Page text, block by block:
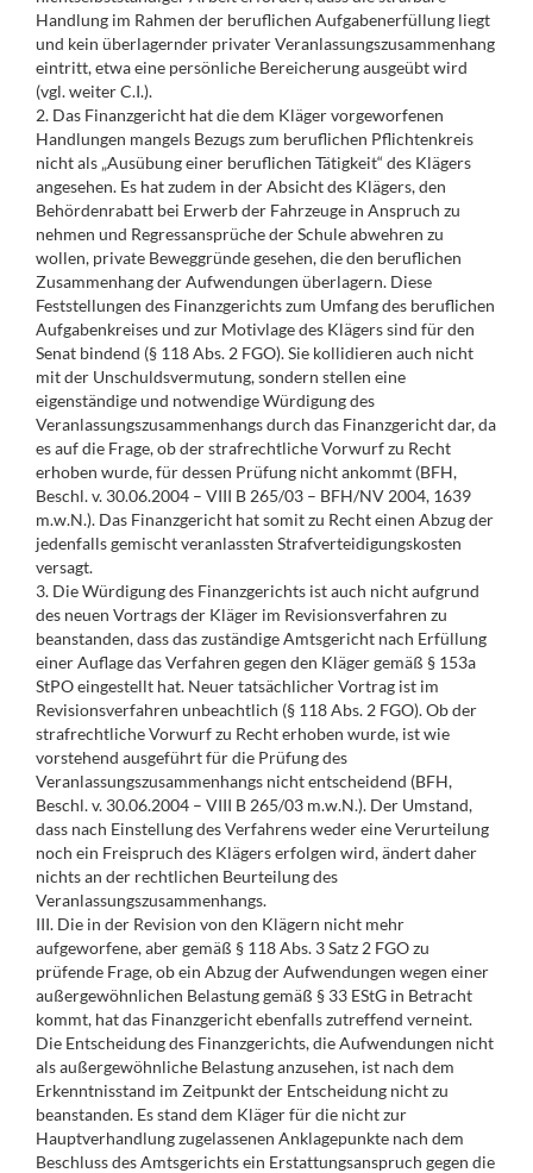
Handlung im Rahmen der beruflichen Aufgabenerfüllung liegt
und kein überlagernder privater Veranlassungszusammenhang
eintritt, etwa eine persönliche Bereicherung ausgeübt wird
(vgl. weiter C.I.).
2. Das Finanzgericht hat die dem Kläger vorgeworfenen
Handlungen mangels Bezugs zum beruflichen Pflichtenkreis
nicht als „Ausübung einer beruflichen Tätigkeit“ des Klägers
angesehen. Es hat zudem in der Absicht des Klägers, den
Behördenrabatt bei Erwerb der Fahrzeuge in Anspruch zu
nehmen und Regressansprüche der Schule abwehren zu
wollen, private Beweggründe gesehen, die den beruflichen
Zusammenhang der Aufwendungen überlagern. Diese
Feststellungen des Finanzgerichts zum Umfang des beruflichen
Aufgabenkreises und zur Motivlage des Klägers sind für den
Senat bindend (§ 118 Abs. 2 FGO). Sie kollidieren auch nicht
mit der Unschuldsvermutung, sondern stellen eine
eigenständige und notwendige Würdigung des
Veranlassungszusammenhangs durch das Finanzgericht dar, da
es auf die Frage, ob der strafrechtliche Vorwurf zu Recht
erhoben wurde, für dessen Prüfung nicht ankommt (BFH,
Beschl. v. 30.06.2004 – VIII B 265/03 – BFH/NV 2004, 1639
m.w.N.). Das Finanzgericht hat somit zu Recht einen Abzug der
jedenfalls gemischt veranlassten Strafverteidigungskosten
versagt.
3. Die Würdigung des Finanzgerichts ist auch nicht aufgrund
des neuen Vortrags der Kläger im Revisionsverfahren zu
beanstanden, dass das zuständige Amtsgericht nach Erfüllung
einer Auflage das Verfahren gegen den Kläger gemäß § 153a
StPO eingestellt hat. Neuer tatsächlicher Vortrag ist im
Revisionsverfahren unbeachtlich (§ 118 Abs. 2 FGO). Ob der
strafrechtliche Vorwurf zu Recht erhoben wurde, ist wie
vorstehend ausgeführt für die Prüfung des
Veranlassungszusammenhangs nicht entscheidend (BFH,
Beschl. v. 30.06.2004 – VIII B 265/03 m.w.N.). Der Umstand,
dass nach Einstellung des Verfahrens weder eine Verurteilung
noch ein Freispruch des Klägers erfolgen wird, ändert daher
nichts an der rechtlichen Beurteilung des
Veranlassungszusammenhangs.
III. Die in der Revision von den Klägern nicht mehr
aufgeworfene, aber gemäß § 118 Abs. 3 Satz 2 FGO zu
prüfende Frage, ob ein Abzug der Aufwendungen wegen einer
außergewöhnlichen Belastung gemäß § 33 EStG in Betracht
kommt, hat das Finanzgericht ebenfalls zutreffend verneint.
Die Entscheidung des Finanzgerichts, die Aufwendungen nicht
als außergewöhnliche Belastung anzusehen, ist nach dem
Erkenntnisstand im Zeitpunkt der Entscheidung nicht zu
beanstanden. Es stand dem Kläger für die nicht zur
Hauptverhandlung zugelassenen Anklagepunkte nach dem
Beschluss des Amtsgerichts ein Erstattungsanspruch gegen die